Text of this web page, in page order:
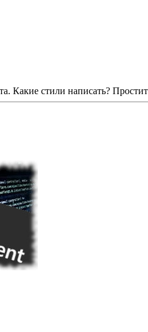
Какие стили написать?